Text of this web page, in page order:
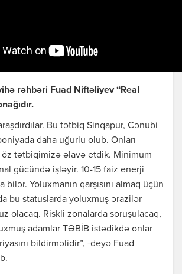
rəhbəri Fuad Niftəliyev “Real
Bu tətbiq Sinqapur, Cənubi
daha uğurlu olub. Onları
öz tətbiqimizə əlavə etdik. Minimum
gücündə işləyir. 10-15 faiz enerji
bilər. Yoluxmanın qarşısını almaq üçün
bu statuslarda yoluxmuş ərazilər
olacaq. Riskli zonalarda soruşulacaq,
adamlar TƏBİB istədikdə onlar
bildirməlidir”, -deyə Fuad